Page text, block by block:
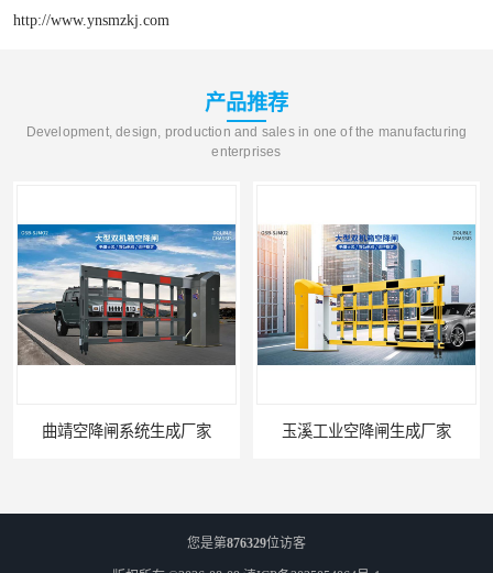
http://www.ynsmzkj.com
产品推荐
Development, design, production and sales in one of the manufacturing
enterprises
曲靖空降闸系统生成厂家 玉溪工业空降闸生成厂家
您是第876329位访客